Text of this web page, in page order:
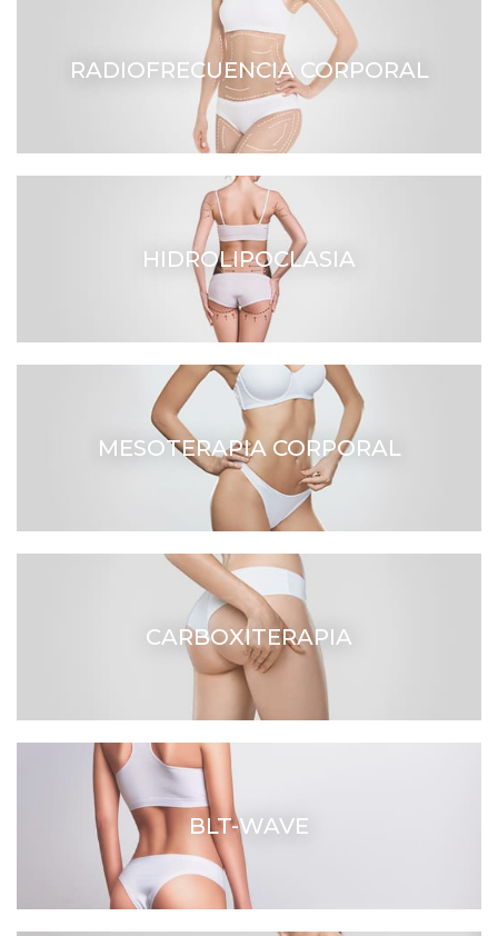
RADIOFRECUENCIA CORPORAL
HIDROLIPOCLASIA
MESOTERAPIA CORPORAL
CARBOXITERAPIA
BLT-WAVE